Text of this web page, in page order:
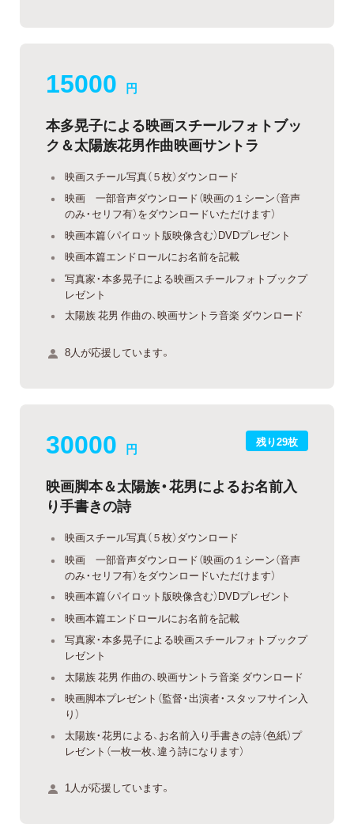
15000 円
本多晃子による映画スチールフォトブッ
ク＆太陽族花男作曲映画サントラ
映画スチール写真（５枚）ダウンロード
映画 一部音声ダウンロード（映画の１シーン（音声
のみ・セリフ有）をダウンロードいただけます）
映画本篇（パイロット版映像含む）DVDプレゼント
映画本篇エンドロールにお名前を記載
写真家・本多晃子による映画スチールフォトブックプ
レゼント
太陽族 花男 作曲の、映画サントラ音楽 ダウンロード
8人が応援しています。
残り29枚
30000 円
映画脚本＆太陽族・花男によるお名前入
り手書きの詩
映画スチール写真（５枚）ダウンロード
映画 一部音声ダウンロード（映画の１シーン（音声
のみ・セリフ有）をダウンロードいただけます）
映画本篇（パイロット版映像含む）DVDプレゼント
映画本篇エンドロールにお名前を記載
写真家・本多晃子による映画スチールフォトブックプ
レゼント
太陽族 花男 作曲の、映画サントラ音楽 ダウンロード
映画脚本プレゼント（監督・出演者・スタッフサイン入
り）
太陽族・花男による、お名前入り手書きの詩（色紙）プ
レゼント（一枚一枚、違う詩になります）
1人が応援しています。